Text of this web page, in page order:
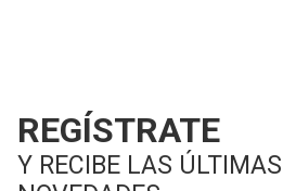
REGÍSTRATE
Y RECIBE LAS ÚLTIMAS